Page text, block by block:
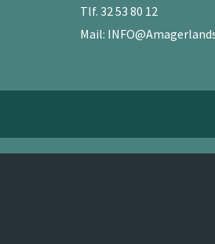
Tlf. 32 53 80 12
Mail: